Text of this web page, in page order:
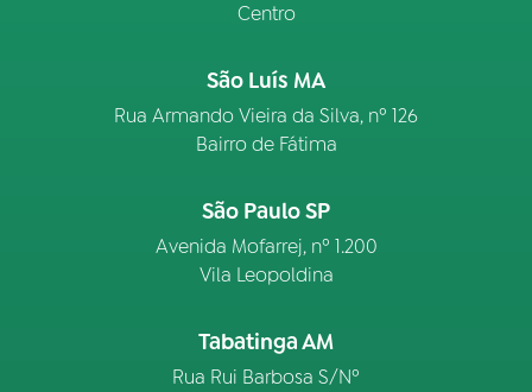
Centro
São Luís MA
Rua Armando Vieira da Silva, nº 126
Bairro de Fátima
São Paulo SP
Avenida Mofarrej, nº 1.200
Vila Leopoldina
Tabatinga AM
Rua Rui Barbosa S/Nº